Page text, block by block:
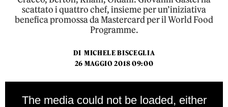
scattato i quattro chef, insieme per un’iniziativa
benefica promossa da Mastercard per il World Food
Programme.
DI MICHELE BISCEGLIA
26 MAGGIO 2018 09:00
The media could not be loaded, either